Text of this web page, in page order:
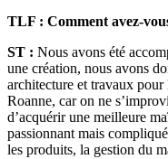
TLF : Comment avez-
ST : Nous avons été
une création, nous avons
architecture et travaux
Roanne, car on ne
d’acquérir une meilleure
passionnant mais
les produits, la gestion du